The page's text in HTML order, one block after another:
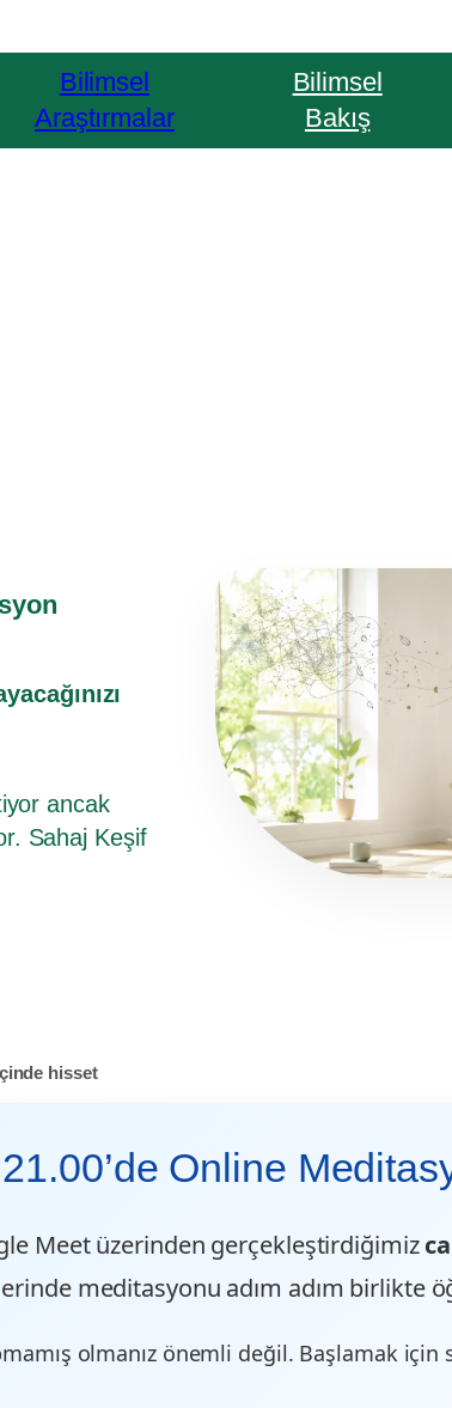
Bilimsel
Araştırmalar
Bilimsel
Bakış
ancak
Sahaj Keşif
hisset
Online
Meet üzerinden gerçekleştirdiğimiz
meditasyonu adım adım birlikte
olmanız önemli değil. Başlamak için